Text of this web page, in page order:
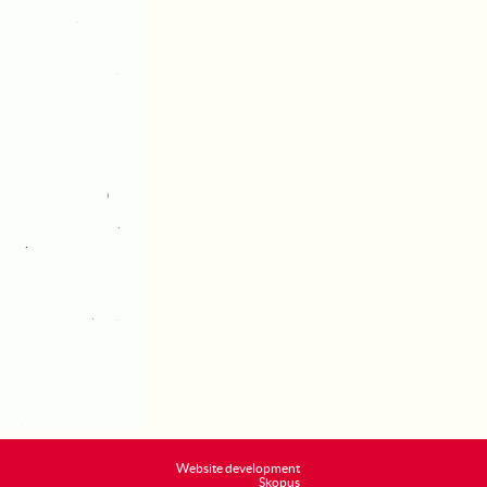
Website development
Skopus